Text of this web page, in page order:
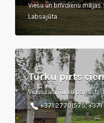
Viesu un brīvdienu
Labsajūta
Turku pirts
Vidussala, Turku pagasts,
+371 27701575;